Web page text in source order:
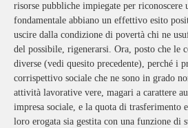
risorse pubbliche impiegate per riconoscere
fondamentale abbiano un effettivo esito
uscire dalla condizione di povertà chi ne
del possibile, rigenerarsi. Ora, posto che le
diverse (vedi quesito precedente), perché i
corrispettivo sociale che ne sono in grado
attività lavorative vere, magari a carattere
impresa sociale, e la quota di trasferimento
loro erogata sia gestita con una funzione di